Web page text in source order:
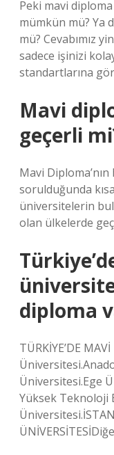
Peki mavi
mümkün mü? Ya
mü? Cevabımız
sadece işinizi
standartlarına
Mavi
geçerli
Mavi
sorulduğunda
üniversitelerin
olan ülkelerde
diploma
TÜRKİYE’DE
Üniversitesi.Ege
Yüksek Teknoloji